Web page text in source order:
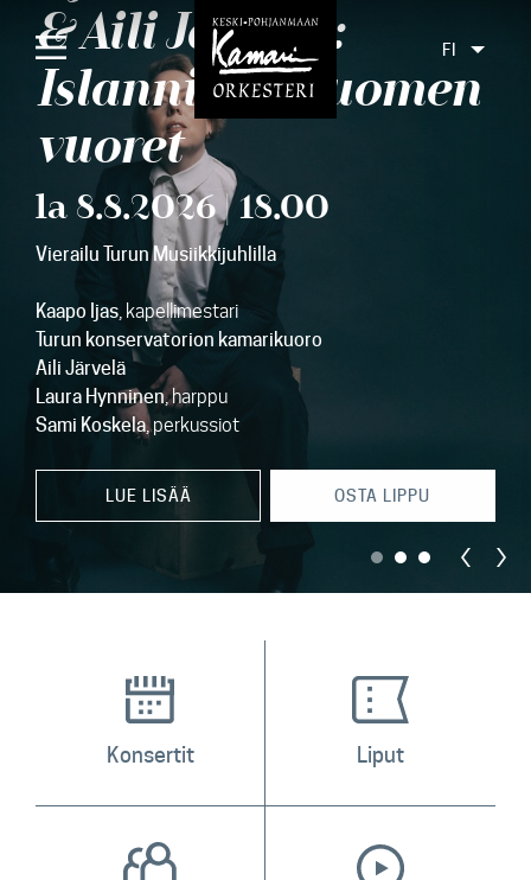
Etusivu
Konsertit
Liput
Yleisölle
Orkesteri
Levyt
Ajankohtaista
Media
Kuvapankki
FI
& Aili Järvelä:
Islannin ja Suomen
vuoret
la 8.8.2026 | 18.00
Vierailu Turun Musiikkijuhlilla
Kaapo Ijas, kapellimestari
Turun konservatorion kamarikuoro
Aili Järvelä
Laura Hynninen, harppu
Sami Koskela, perkussiot
LUE LISÄÄ OSTA LIPPU
Konsertit Liput